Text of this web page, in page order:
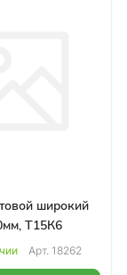
широкий
Т15К6
Арт. 18262